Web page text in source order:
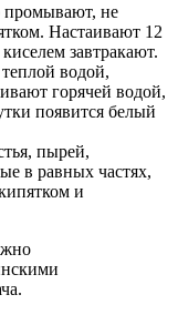
промывают, не
Настаивают 12
завтракают.
водой,
горячей водой,
появится белый
пырей,
в равных частях,
и